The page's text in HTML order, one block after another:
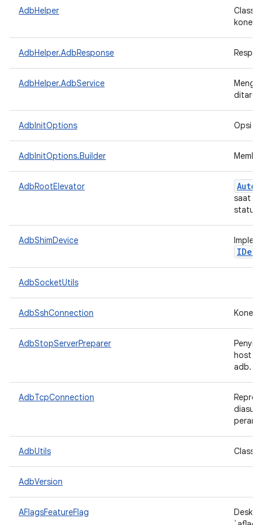
AdbHelper
Class
AdbHelper.AdbResponse
AdbHelper.AdbService
AdbInitOptions Opsi
AdbInitOptions.Builder
AdbRootElevator Auto
saat
status
AdbShimDevice
AdbSocketUtils
AdbSshConnection
AdbStopServerPreparer
host
adb.
AdbTcpConnection
AdbUtils Class
AdbVersion
AFlagsFeatureFlag